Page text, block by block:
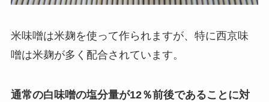
米味噌は米麹を使って作られますが、特に西京味
噌は米麹が多く配合されています。
通常の白味噌の塩分量が12％前後であることに対